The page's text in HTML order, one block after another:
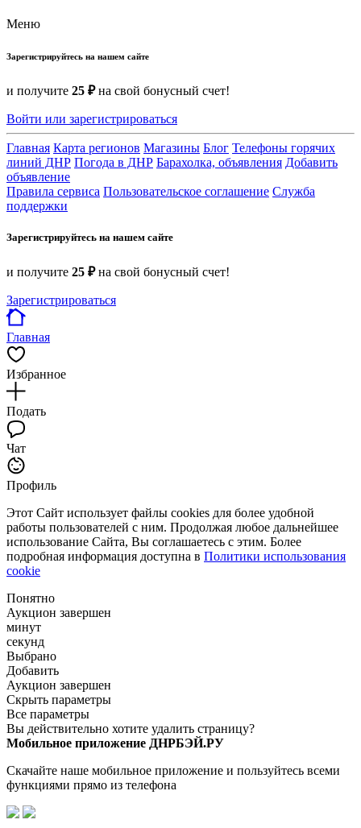
Меню
Зарегистрируйтесь на нашем сайте
и получите 25 ₽на свой бонусный счет!
Войти или зарегистрироваться
Главная Карта регионов Магазины Блог Телефоны горячих
линий ДНР Погода в ДНР Барахолка, объявления Добавить
объявление
Правила сервиса Пользовательское соглашение Служба
поддержки
Зарегистрируйтесь на нашем сайте
и получите 25 ₽на свой бонусный счет!
Зарегистрироваться
Главная
Избранное
Подать
Чат
Профиль
Этот Сайт использует файлы cookies для более удобной
работы пользователей с ним. Продолжая любое дальнейшее
использование Сайта, Вы соглашаетесь с этим. Более
подробная информация доступна в Политики использования
cookie
Понятно
Аукцион завершен
минут
секунд
Выбрано
Добавить
Аукцион завершен
Скрыть параметры
Все параметры
Вы действительно хотите удалить страницу?
Мобильное приложение ДНРБЭЙ.РУ
Скачайте наше мобильное приложение и пользуйтесь всеми
функциями прямо из телефона